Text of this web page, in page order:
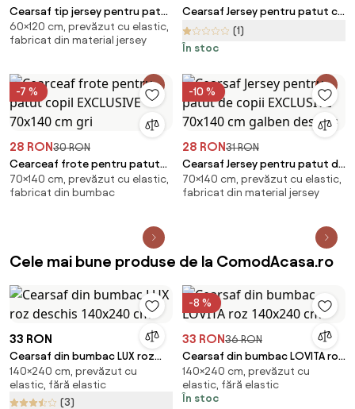
Cearsaf tip jersey pentru patut
EXCLUSIVE 60x120 cm maro
deschis
60×120 cm, prevăzut cu elastic,
fabricat din material jersey
Cearsaf Jersey pentru patut cu
elastic gri deschis 70x140 cm
(1)
În stoc
-7 %
28 RON30 RON
Cearceaf frote pentru patut
copil EXCLUSIVE 70x140 cm gri
70×140 cm, prevăzut cu elastic,
fabricat din bumbac
-10 %
28 RON31 RON
Cearsaf Jersey pentru patut de
copii EXCLUSIVE 70x140 cm
galben deschis
70×140 cm, prevăzut cu elastic,
fabricat din material jersey
Cele mai bune produse de la ComodAcasa.ro
33 RON
Cearsaf din bumbac LUX roz
deschis 140x240 cm
140×240 cm, prevăzut cu
elastic, fără elastic
(3)
-8 %
33 RON36 RON
Cearsaf din bumbac LOVITA roz
140x240 cm
140×240 cm, prevăzut cu
elastic, fără elastic
În stoc